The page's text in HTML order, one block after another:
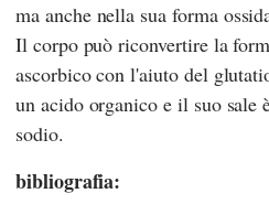
ma anche nella sua forma
Il corpo può riconvertire la
ascorbico con l'aiuto del
un acido organico e il suo sale
sodio.
bibliografia: